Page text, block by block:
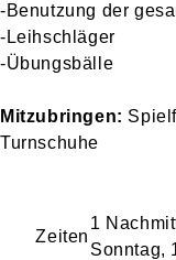
-Benutzung der
-Leihschläger
-Übungsbälle
Mitzubringen:
Turnschuhe
Zeiten
1
Sonntag,